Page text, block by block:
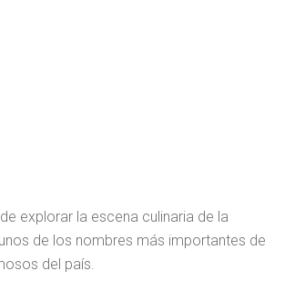
explorar la escena culinaria de la
de los nombres más importantes de
del país.